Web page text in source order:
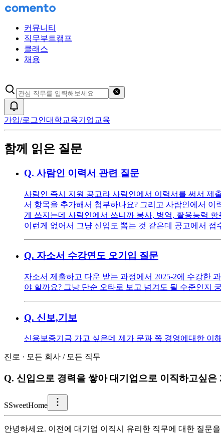
커뮤니티
직무부트캠프
클래스
채용
가입/로그인대학교육기업교육
함께 읽은 질문
Q. 사람인 이력서 관련 질문
사람인 즉시 지원 공고라 사람인에서 이력서를 써서 제
서 항목을 추가해서 첨부하나요? 그리고 사람인에서
게 쓰지는데 사람인에서 쓰니까 봉사, 병역, 활용능력
이런게 없어서 그냥 신입도 뽑는 것 같은데 공고에서
Q. 자소서 수강연도 오기입 질문
자소서 제출하고 다운 받는 과정에서 2025-2에 수강한
야 할까요? 그냥 단순 오타로 보고 넘겨도 될 수준인지
Q. 신보,기보
신용보증기금 가고 싶은데 제가 문과 쪽 경영에대한 이
진로 · 모든 회사 / 모든 직무
Q. 신입으로 경력을 쌓아 대기업으로 이직하고싶은
SSweetHome
안녕하세요. 이전에 대기업 이직시 유리한 직무에 대한 질문